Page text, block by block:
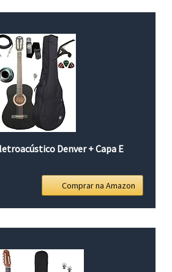
Denver + Capa E
Comprar na Amazon